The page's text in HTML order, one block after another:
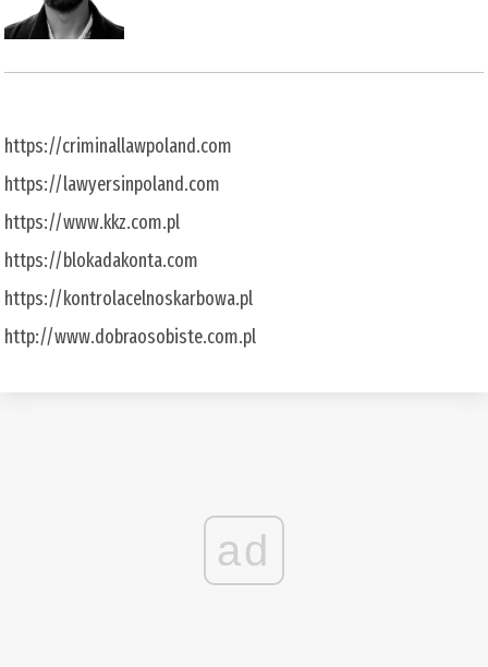
https://criminallawpoland.com
https://lawyersinpoland.com
https://www.kkz.com.pl
https://blokadakonta.com
https://kontrolacelnoskarbowa.pl
http://www.dobraosobiste.com.pl
ad